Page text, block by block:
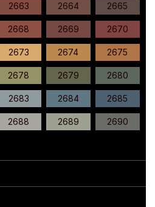
2663 2664 2665
2668 2669 2670
2673 2674 2675
2678 2679 2680
2683 2684 2685
2688 2689 2690